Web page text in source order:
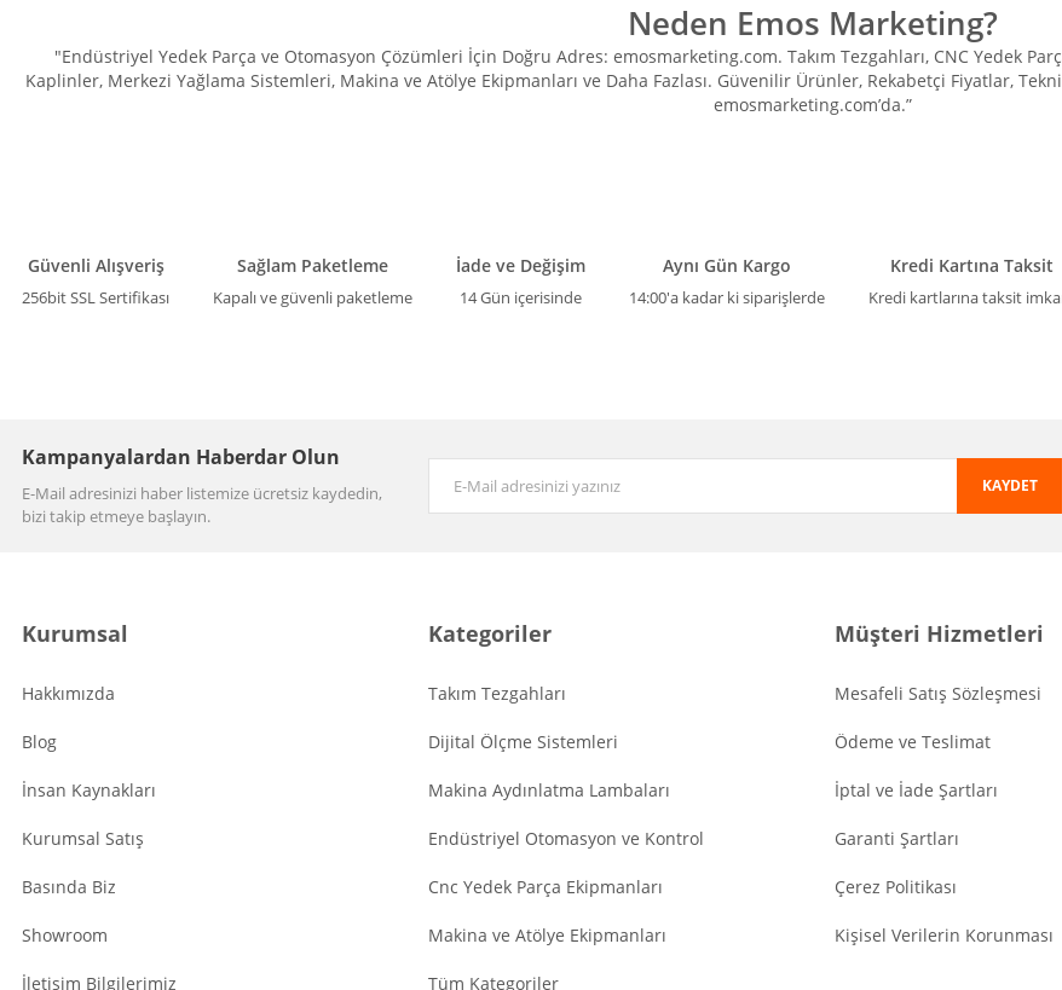
Neden Emos Marketing?
"Endüstriyel Yedek Parça ve Otomasyon Çözümleri İçin Doğru Adres: emosmarketing.com. Takım Tezgahları, CNC Yedek
Kaplinler, Merkezi Yağlama Sistemleri, Makina ve Atölye Ekipmanları ve Daha Fazlası. Güvenilir Ürünler, Rekabetçi Fiyatlar,
emosmarketing.com’da.”
Güvenli Alışveriş
256bit SSL Sertifikası
Sağlam Paketleme
Kapalı ve güvenli paketleme
İade ve Değişim
14 Gün içerisinde
Aynı Gün Kargo
14:00'a kadar ki siparişlerde
Kredi Kartına Taksit
Kredi kartlarına taksit
Kampanyalardan Haberdar Olun
E-Mail adresinizi haber listemize ücretsiz kaydedin,
bizi takip etmeye başlayın.
KAYDET
Kurumsal
Hakkımızda
Blog
İnsan Kaynakları
Kurumsal Satış
Basında Biz
Showroom
İletişim Bilgilerimiz
Kategoriler
Takım Tezgahları
Dijital Ölçme Sistemleri
Makina Aydınlatma Lambaları
Endüstriyel Otomasyon ve Kontrol
Cnc Yedek Parça Ekipmanları
Makina ve Atölye Ekipmanları
Tüm Kategoriler
Müşteri Hizmetleri
Mesafeli Satış Sözleşmesi
Ödeme ve Teslimat
İptal ve İade Şartları
Garanti Şartları
Çerez Politikası
Kişisel Verilerin Korunması